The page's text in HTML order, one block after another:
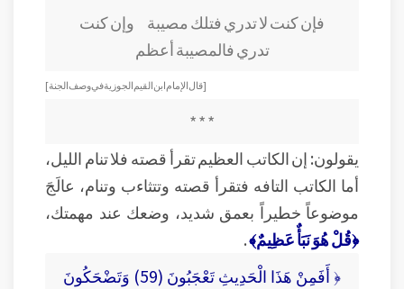
فإن كنت لا تدري فتلك مصيبة وإن كنت
تدري فالمصيبة أعظم
[ قال الإمام ابن القيم الجوزية في وصف الجنة ]
* * *
يقولون: إن الكاتب العظيم تقرأ قصته فلا تنام الليل،
أما الكاتب التافه فتقرأ قصته وتتثاءب وتنام، عالَجَ
موضوعاً خطيراً بعمق شديد، وضعك عند مهمتك،
﴿قُلْ هُوَ نَبَأٌ عَظِيمٌ﴾.
﴿ أَفَمِنْ هَذَا الْحَدِيثِ تَعْجَبُونَ (59) وَتَضْحَكُونَ